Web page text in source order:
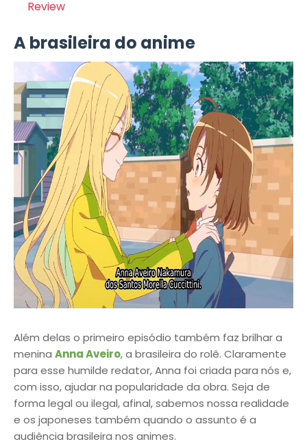
Review
A brasileira do anime
Além delas o primeiro episódio também faz brilhar a
menina Anna Aveiro, a brasileira do rolê. Claramente
para esse humilde redator, Anna foi criada para nós e,
com isso, ajudar na popularidade da obra. Seja de
forma legal ou ilegal, afinal, sabemos nossa realidade
e os japoneses também quando o assunto é a
audiência brasileira nos animes.